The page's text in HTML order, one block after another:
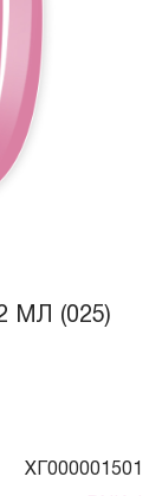
МЛ (025)
ХГ000001501